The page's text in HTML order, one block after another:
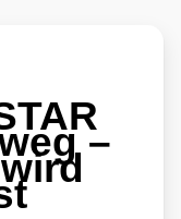
–